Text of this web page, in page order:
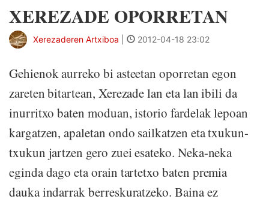
XEREZADE OPORRETAN
Xerezaderen Artxiboa 2012-04-18 23:02
Gehienok aurreko bi asteetan oporretan egon
zareten bitartean, Xerezade lan eta lan ibili da
inurritxo baten moduan, istorio fardelak lepoan
kargatzen, apaletan ondo sailkatzen eta txukun-
txukun jartzen gero zuei esateko. Neka-neka
eginda dago eta orain tartetxo baten premia
dauka indarrak berreskuratzeko. Baina ez